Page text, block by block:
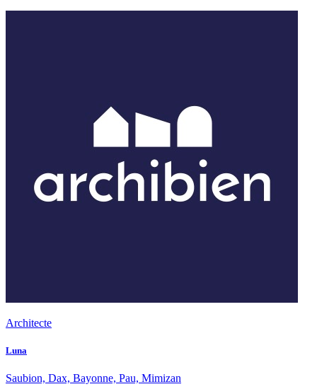
Architecte
Luna
Saubion, Dax, Bayonne, Pau, Mimizan